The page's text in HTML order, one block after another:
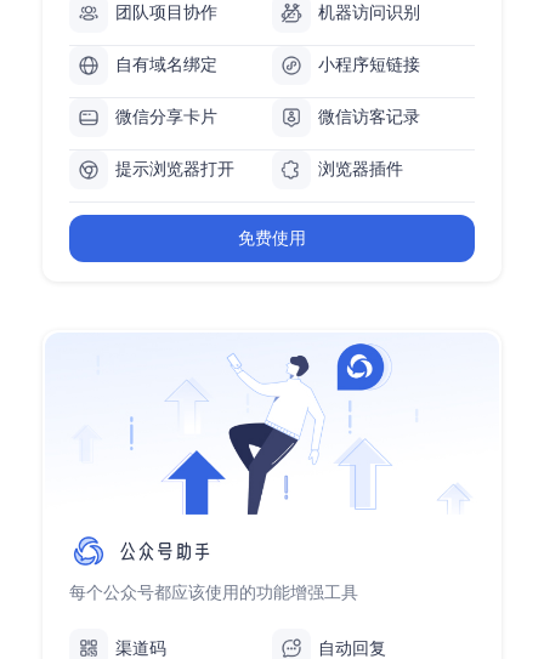
团队项目协作 机器访问识别
自有域名绑定 小程序短链接
微信分享卡片 微信访客记录
提示浏览器打开 浏览器插件
免费使用
每个公众号都应该使用的功能增强工具
渠道码 自动回复